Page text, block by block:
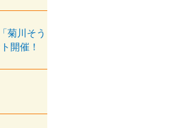
菊川そう
開催！